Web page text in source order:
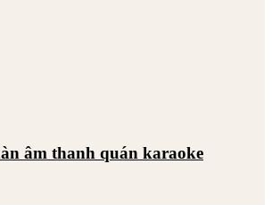
âm thanh quán karaoke